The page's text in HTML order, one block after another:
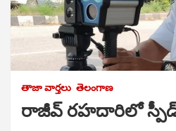
తాజా వార్తలు తెలంగాణ
రాజీవ్ రహదారిలో